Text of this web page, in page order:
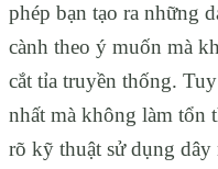
phép bạn tạo ra những
cành theo ý muốn mà
cắt tỉa truyền thống.
nhất mà không làm tổn
rõ kỹ thuật sử dụng dây